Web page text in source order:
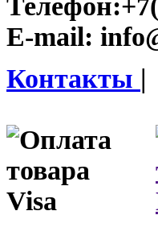
Телефон:
E-mail:
Контакты |